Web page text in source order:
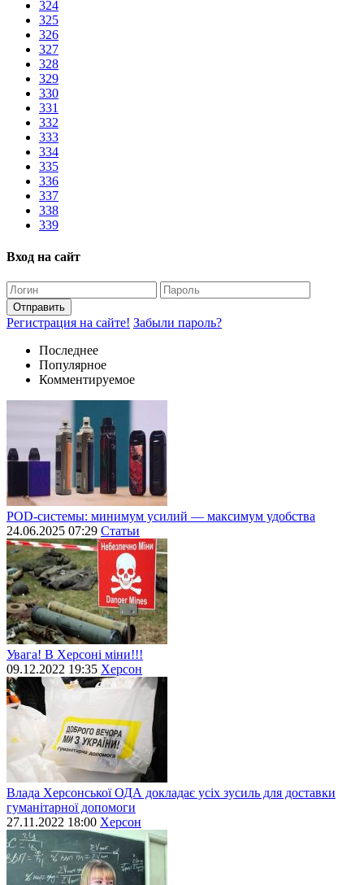
324
325
326
327
328
329
330
331
332
333
334
335
336
337
338
339
Вход на сайт
Отправить
Регистрация на сайте! Забыли пароль?
Последнее
Популярное
Комментируемое
POD-системы: минимум усилий — максимум удобства
24.06.2025 07:29 Статьи
Увага! В Херсоні міни!!!
09.12.2022 19:35 Херсон
Влада Херсонської ОДА докладає усіх зусиль для доставки
гуманітарної допомоги
27.11.2022 18:00 Херсон